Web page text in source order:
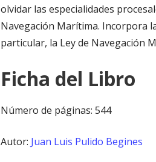
olvidar las especialidades
Navegación Marítima. Incorpora
particular, la Ley de Navegación
Ficha del Libro
Número de páginas: 544
Autor: Juan Luis Pulido Begines